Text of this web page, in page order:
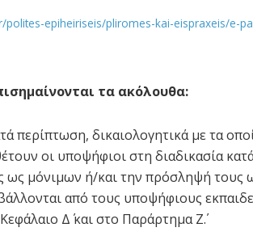
polites-epiheiriseis/pliromes-kai-eispraxeis/e-
τα ακόλουθα:
περίπτωση, δικαιολογητικά με τα
οι υποψήφιοι στη διαδικασία
ως μόνιμων ή/και την πρόσληψή
από τους υποψήφιους
Δ΄ και στο Παράρτημα Ζ΄.